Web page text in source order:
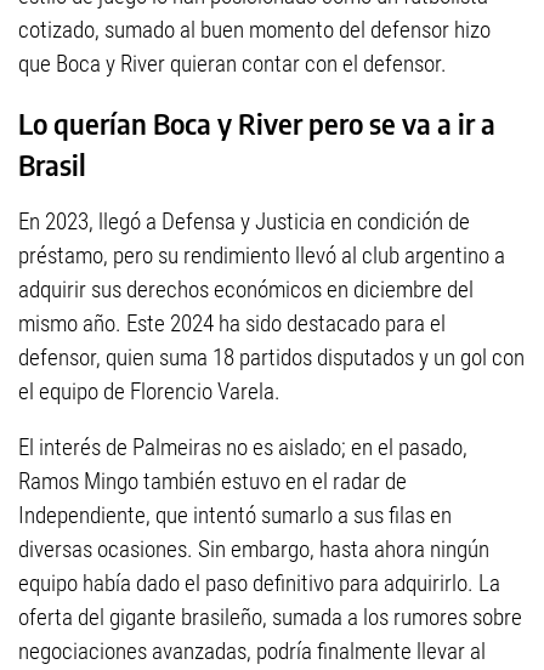
cotizado, sumado al buen momento del defensor hizo
que Boca y River quieran contar con el defensor.
Lo querían Boca y River pero se va a ir a
Brasil
En 2023, llegó a Defensa y Justicia en condición de
préstamo, pero su rendimiento llevó al club argentino a
adquirir sus derechos económicos en diciembre del
mismo año. Este 2024 ha sido destacado para el
defensor, quien suma 18 partidos disputados y un gol con
el equipo de Florencio Varela.
El interés de Palmeiras no es aislado; en el pasado,
Ramos Mingo también estuvo en el radar de
Independiente, que intentó sumarlo a sus filas en
diversas ocasiones. Sin embargo, hasta ahora ningún
equipo había dado el paso definitivo para adquirirlo. La
oferta del gigante brasileño, sumada a los rumores sobre
negociaciones avanzadas, podría finalmente llevar al